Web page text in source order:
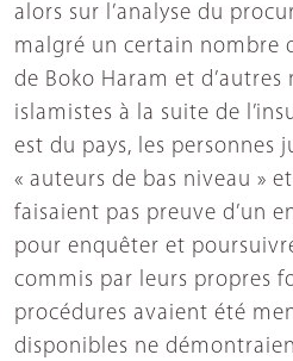
alors sur l’analyse du
malgré un certain nombre
de Boko Haram et
islamistes à la suite de
est du pays, les personnes
« auteurs de bas niveau »
faisaient pas preuve d’un
pour enquêter et
commis par leurs propres
procédures avaient été
disponibles ne